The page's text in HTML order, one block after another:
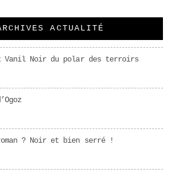
ACTUALITÉ
Vanil Noir du polar des terroirs
? Noir et bien serré !